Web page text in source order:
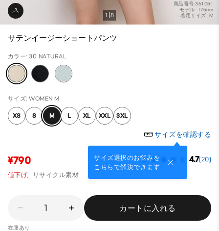
商品番号:361051
モデル: 175cm
着用サイズ: M
1 8
サテンイージーショートパンツ
カラー: 30 NATURAL
サイズ: WOMEN M
XS S M L XL XXL 3XL
サイズを確認する
サイズ選択のお悩みを
こちらで解決できます
¥790 4.7(20)
値下げ, リサイクル素材
1 カートに入れる
在庫あり